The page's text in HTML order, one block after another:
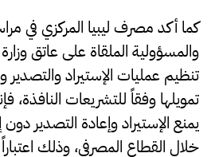
كما أكد مصرف ليبيا المركزي في
والمسؤولية الملقاة على عاتق
تنظيم عمليات الإستيراد والتصدير
تمويلها وفقاً للتشريعات النافذة،
يمنع الإستيراد وإعادة التصدير